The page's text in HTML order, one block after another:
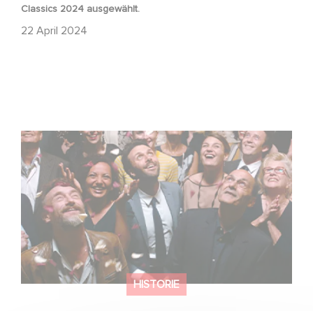
Classics 2024 ausgewählt.
22 April 2024
HISTORIE
Tribute to Jean-Pierre Bacri